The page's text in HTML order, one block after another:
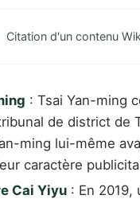
Citation d'un contenu
: Tsai Yan-ming
de district
ming lui-même
caractère
Cai Yiyu : En 2019,